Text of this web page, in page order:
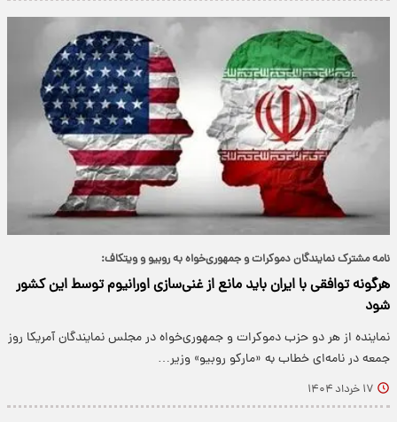
نامه مشترک نمایندگان دموکرات و جمهوری‌خواه به روبیو و ویتکاف:
هرگونه توافقی با ایران باید مانع از غنی‌سازی اورانیوم توسط این کشور
شود
نماینده از هر دو حزب دموکرات و جمهوری‌خواه در مجلس نمایندگان آمریکا روز
جمعه در نامه‌ای خطاب به «مارکو روبیو» وزیر…
۱۷ خرداد ۱۴۰۴